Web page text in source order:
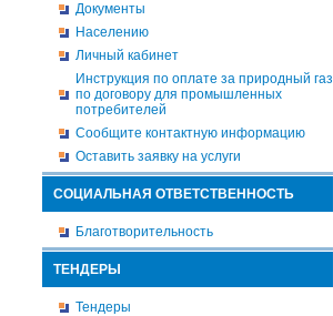
Документы
Населению
Личный кабинет
Инструкция по оплате за природный газ
по договору для промышленных
потребителей
Сообщите контактную информацию
Оставить заявку на услуги
СОЦИАЛЬНАЯ ОТВЕТСТВЕННОСТЬ
Благотворительность
ТЕНДЕРЫ
Тендеры